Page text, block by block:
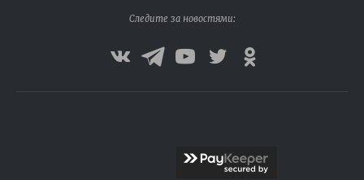
Следите за новостями: